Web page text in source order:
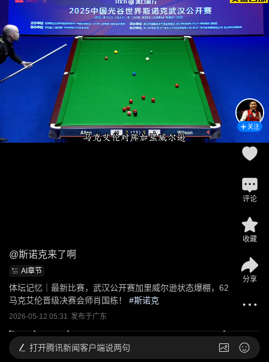
@斯诺克来了啊
AI章节
体坛记忆｜最新比赛，武汉公开赛加里威尔逊状态爆棚，62
马克艾伦晋级决赛会师肖国栋！
#斯诺克
2026-05-12 05:31 发布于广东
关注
评论
收藏
分享
打开腾讯新闻客户端说两句